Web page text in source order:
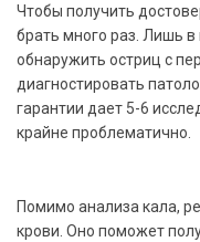
Чтобы получить
брать много раз. Лишь в
обнаружить остриц с
диагностировать
гарантии дает 5-6
крайне проблематично.
Помимо анализа кала,
крови. Оно поможет